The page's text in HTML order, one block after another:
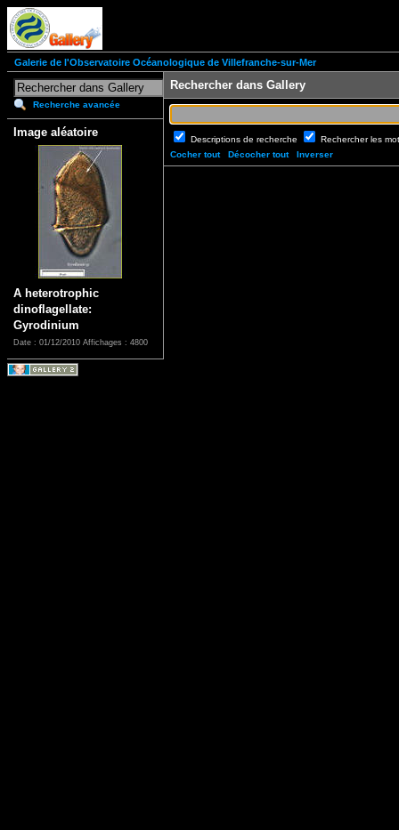
Galerie de l'Observatoire Océanologique de Villefranche-sur-Mer
Recherche avancée
Image aléatoire
A heterotrophic
dinoflagellate:
Gyrodinium
Date : 01/12/2010 Affichages : 4800
Rechercher dans Gallery
Descriptions de recherche
Rechercher les
Cocher tout
Décocher tout Inverser